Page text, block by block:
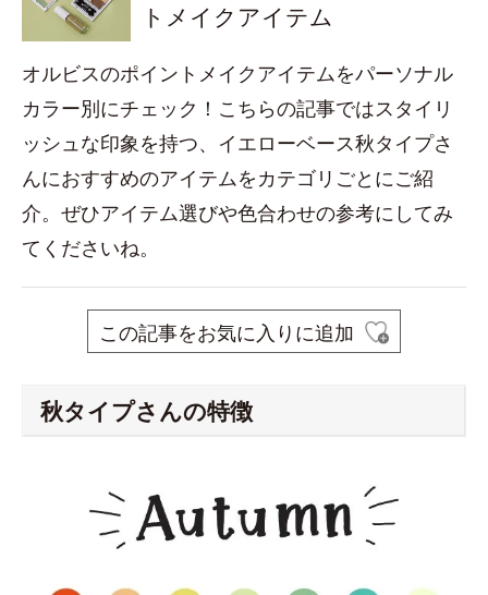
トメイクアイテム
オルビスのポイントメイクアイテムをパーソナル
カラー別にチェック！こちらの記事ではスタイリ
ッシュな印象を持つ、イエローベース秋タイプさ
んにおすすめのアイテムをカテゴリごとにご紹
介。ぜひアイテム選びや色合わせの参考にしてみ
てくださいね。
この記事をお気に入りに追加
秋タイプさんの特徴